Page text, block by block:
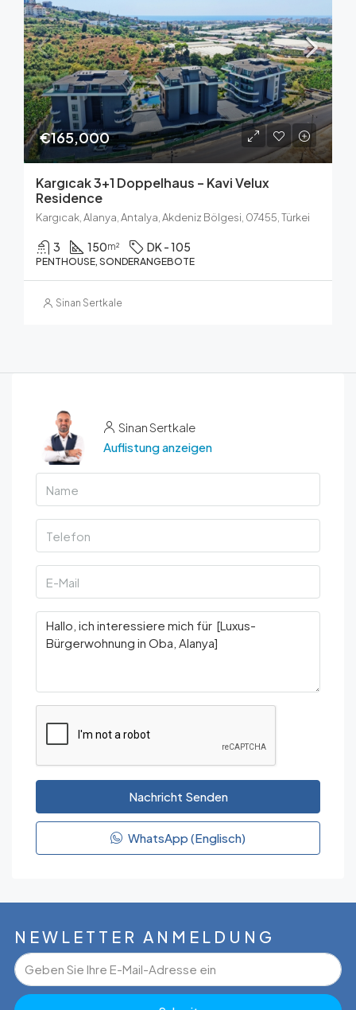
€165,000
Kargıcak 3+1 Doppelhaus – Kavi Velux
Residence
Kargıcak, Alanya, Antalya, Akdeniz Bölgesi, 07455, Türkei
3 150m² DK - 105
PENTHOUSE, SONDERANGEBOTE
Sinan Sertkale
Sinan Sertkale
Auflistung anzeigen
Nachricht Senden
WhatsApp (Englisch)
NEWLETTER ANMELDUNG